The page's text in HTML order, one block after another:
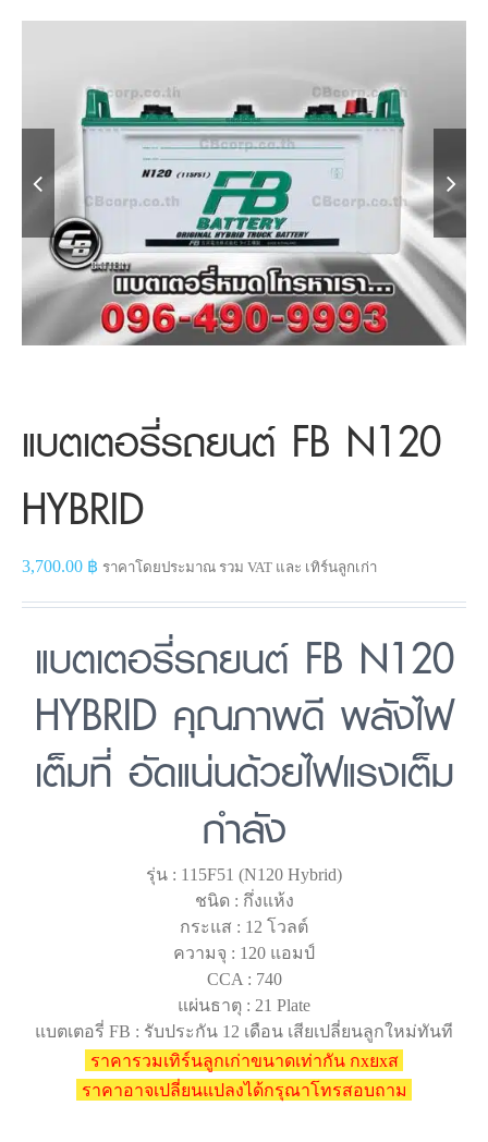
 
แบตเตอรี่รถยนต์ FB N120
HYBRID
3,700.00 ฿ ราคาโดยประมาณ รวม VAT และ เทิร์นลูกเก่า
แบตเตอรี่รถยนต์ FB N120
HYBRID คุณภาพดี พลังไฟ
เต็มที่ อัดแน่นด้วยไฟแรงเต็ม
กำลัง
รุ่น : 115F51 (N120 Hybrid)
ชนิด : กึ่งแห้ง
กระแส : 12 โวลต์
ความจุ : 120 แอมป์
CCA : 740
แผ่นธาตุ : 21 Plate
แบตเตอรี่ FB : รับประกัน 12 เดือน เสียเปลี่ยนลูกใหม่ทันที
ราคารวมเทิร์นลูกเก่าขนาดเท่ากัน กxยxส
ราคาอาจเปลี่ยนแปลงได้กรุณาโทรสอบถาม